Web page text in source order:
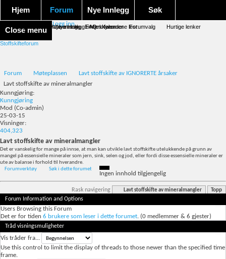
Hjem Forum
Nye innlegg FAQ Kalender Forumvalg Hurtige lenker
Nye Innlegg
Nye innlegg Merk forumene lest
Søk
Avansert søk Emneskyen
Close menu
Logg inn
Stoffskifteforum
Forum Møteplassen
Lavt stoffskifte av IGNORERTE årsaker
Lavt stoffskifte av mineralmangler
Kunngjøring:
Kunngjøring
Mod (Co-admin)
25-03-15
Visninger:
404,323
Lavt stoffskifte av mineralmangler
Det er vanskelig for mange på innse, at man kan utvikle lavt stoffskifte utelukkende på grunn av
mangel på essensielle mineraler som jern, sink, selen og jod, eller fordi disse essensielle mineraler er
ute av balanse i forhold til hverandre.
Forumverktøy
Søk i dette forumet
Ingen innhold tilgjengelig
Rask navigering Lavt stoffskifte av mineralmangler Topp
Forum Information and Options
Users Browsing this Forum
Det er for tiden 6 brukere som leser i dette forumet. (0 medlemmer & 6 gjester)
Tråd visningsmuligheter
Vis tråder fra...
Use this control to limit the display of threads to those newer than the specified time
frame.